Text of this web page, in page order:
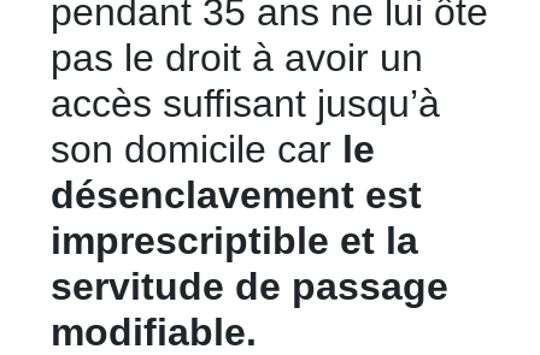
pendant 35 ans ne lui ôte
pas le droit à avoir un
accès suffisant jusqu’à
son domicile car le
désenclavement est
imprescriptible et la
servitude de passage
modifiable.